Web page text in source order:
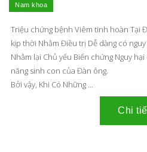
Triệu chứng bệnh Viêm tinh hoàn Tại
kịp thời Nhằm Điều trị Dễ dàng có
Nhằm lại Chủ yếu Biến chứng Nguy
năng sinh con của Đàn ông.
Bởi vậy, Khi Có Những ...